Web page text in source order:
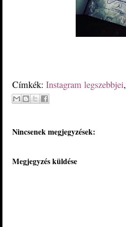
Címkék: Instagram legszebbjei,
Nincsenek megjegyzések:
Megjegyzés küldése